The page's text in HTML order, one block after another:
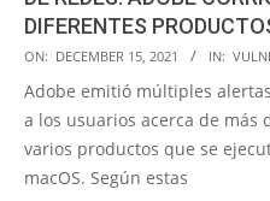
DIFERENTES
2021-
12-
15
ON: DECEMBER 15, 2021 IN:
Adobe emitió múltiples
a los usuarios acerca de más
varios productos que se
macOS. Según estas